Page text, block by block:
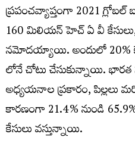
ప్రపంచవ్యాప్తంగా 2021 గ్లోబల్
160 మిలియన్‌ హెచ్ ఏ వీ
నమోదయ్యాయి. అందులో 20%
లోనే చోటు చేసుకున్నాయి. భారత
అధ్యయనాల ప్రకారం, పిల్లలు
కారణంగా 21.4% నుండి
కేసులు వస్తున్నాయి.